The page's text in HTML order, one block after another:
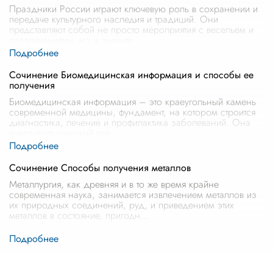
Праздники России играют ключевую роль в сохранении и
передаче культурного наследия и традиций. Они
представляют собой не просто мероприятия с весельем и
Сочинение Биомедицинская информация и способы ее
получения
Биомедицинская информация – это краеугольный камень
современной медицины, фундамент, на котором строится
диагностика, лечение и профилактика заболеваний. Она
Сочинение Способы получения металлов
Металлургия, как древняя и в то же время крайне
современная наука, занимается извлечением металлов из
их природных соединений, руд, и приведением этих
металлов в состояние, пригодн